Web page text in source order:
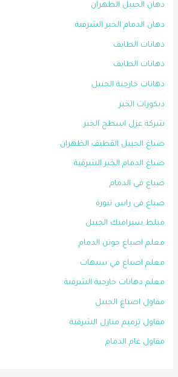
دهان الجبيل الظهران
دهان الدمام الخبر الشرقية
دهانات الطايف
دهانات الطايف
دهانات خارجية الجبيل
ديكورات الخبر
شركة عزل اسطح الخبر
صباغ الجبيل القطيف الظهران
صباغ الدمام الخبر الشرقية
صباغ في الدمام
صباغ في راس تنورة
مبلط سيراميك الجبيل
معلم اصباغ جوتن الدمام
معلم اصباغ في سيهات
معلم دهانات خارجية الشرقية
مقاول اصباغ الجبيل
مقاول ترميم منازل الشرقية
مقاول عام الدمام